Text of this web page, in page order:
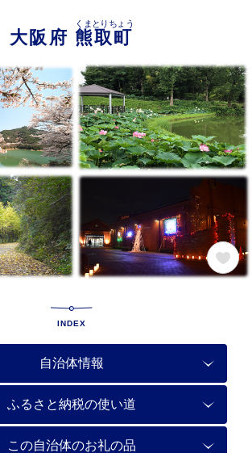
大阪府 熊取町
くまとりちょう
INDEX
自治体情報
ふるさと納税の使い道
この自治体のお礼の品